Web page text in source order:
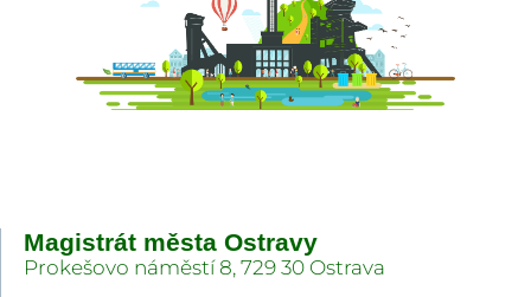
Magistrát města Ostravy
Prokešovo náměstí 8, 729 30 Ostrava